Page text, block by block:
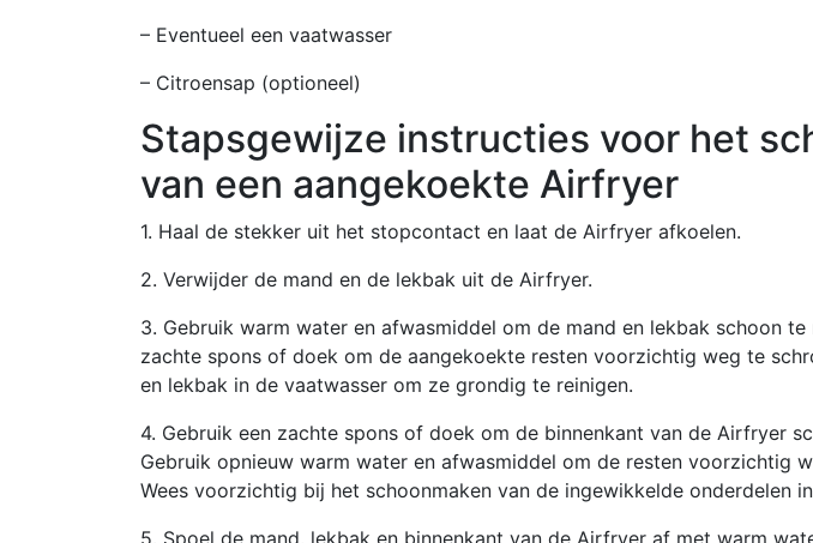
– Eventueel een vaatwasser
– Citroensap (optioneel)
Stapsgewijze instructies voor het
van een aangekoekte Airfryer
1. Haal de stekker uit het stopcontact en laat de Airfryer afkoelen.
2. Verwijder de mand en de lekbak uit de Airfryer.
3. Gebruik warm water en afwasmiddel om de mand en lekbak schoon te
zachte spons of doek om de aangekoekte resten voorzichtig weg te
en lekbak in de vaatwasser om ze grondig te reinigen.
4. Gebruik een zachte spons of doek om de binnenkant van de Airfryer
Gebruik opnieuw warm water en afwasmiddel om de resten voorzichtig
Wees voorzichtig bij het schoonmaken van de ingewikkelde onderdelen
5. Spoel de mand, lekbak en binnenkant van de Airfryer af met warm